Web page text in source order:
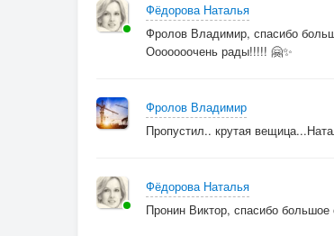
Я к детству вернусь.
Им не нужно богатство и слава,
В этом кроется жизни забава –
Фёдорова Наталья
Фролов Владимир, спасибо
Ооооооочень рады!!!!! 🤗✨
Фролов Владимир
Пропустил.. крутая
Фёдорова Наталья
Пронин Виктор, спасибо большое